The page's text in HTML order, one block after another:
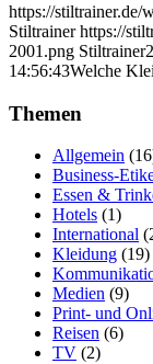
https://stiltrainer.de/
Stiltrainer https://
2001.png Stiltrainer
14:56:43Welche
Themen
Allgemein
Business-
Essen &
Hotels (1)
International
Kleidung (19)
Medien (9)
Print- und
Reisen (6)
TV (2)